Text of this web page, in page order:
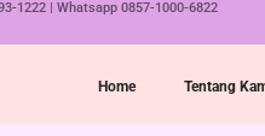
1222 | Whatsapp 0857-1000-6822
Home Tentang